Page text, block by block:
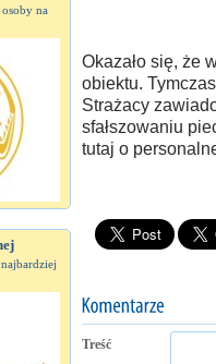
na
Okazało się, że
obiektu.
Strażacy
sfałszowaniu
tutaj o
Treść